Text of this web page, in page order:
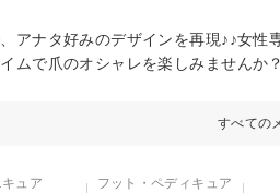
ナタ好みのデザインを再現♪♪女性
ムで爪のオシャレを楽しみませんか
すべての
ュア フット・ペディキュア